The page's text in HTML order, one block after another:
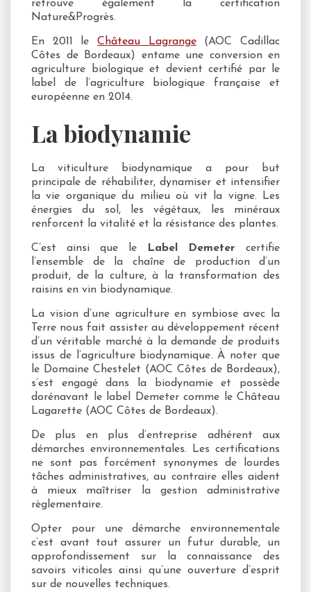
retrouve également la certification
Nature&Progrès.
En 2011 le Château Lagrange(AOC Cadillac
Côtes de Bordeaux) entame une conversion en
agriculture biologique et devient certifié par le
label de l’agriculture biologique française et
européenne en 2014.
La biodynamie
La viticulture biodynamique a pour but
principale de réhabiliter, dynamiser et intensifier
la vie organique du milieu où vit la vigne. Les
énergies du sol, les végétaux, les minéraux
renforcent la vitalité et la résistance des plantes.
C’est ainsi que le Label Demeter certifie
l’ensemble de la chaîne de production d’un
produit, de la culture, à la transformation des
raisins en vin biodynamique.
La vision d’une agriculture en symbiose avec la
Terre nous fait assister au développement récent
d’un véritable marché à la demande de produits
issus de l’agriculture biodynamique. À noter que
le Domaine Chestelet (AOC Côtes de Bordeaux),
s’est engagé dans la biodynamie et possède
dorénavant le label Demeter comme le Château
Lagarette (AOC Côtes de Bordeaux).
De plus en plus d’entreprise adhérent aux
démarches environnementales. Les certifications
ne sont pas forcément synonymes de lourdes
tâches administratives, au contraire elles aident
à mieux maîtriser la gestion administrative
règlementaire.
Opter pour une démarche environnementale
c’est avant tout assurer un futur durable, un
approfondissement sur la connaissance des
savoirs viticoles ainsi qu’une ouverture d’esprit
sur de nouvelles techniques.